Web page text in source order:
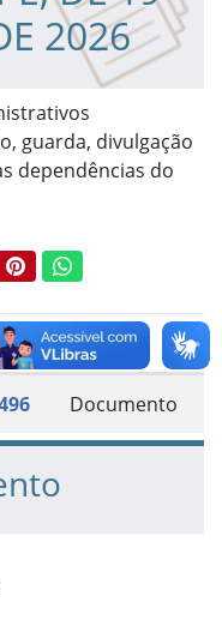
2026
guarda, divulgação
dependências do
PinterestWhatsApp
Grupo
Documento